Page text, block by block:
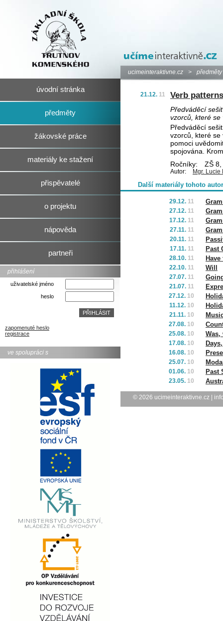
úvodní stránka
předměty
žákovské práce
materiály ke stažení
přispěvatelé
o projektu
nápověda
partneři
přihlášení
uživatelské jméno
heslo
zapomenuté heslo
registrace
ve spolupráci s
ucimeinteraktivne.cz > předměty
21.12. 11 Verb patterns
Předváděcí
vzorců, které se
Předváděcí
vzorců, které se
pomoci
spojována.
Ročníky:
ZŠ 8,
Autor: Mgr.
Další materiály tohoto
29.12. 11
27.12. 11
17.12. 11
27.11. 11
20.11. 11
17.11. 11 Past
28.10. 11
22.10. 11 Will
27.07. 11
21.07. 11
27.12. 10
11.12. 10
21.11. 10
27.08. 10
25.08. 10 Was,
17.08. 10
16.08. 10
25.07. 10
01.06. 10 Past
23.05. 10
© 2026 ucimeinteraktivne.cz